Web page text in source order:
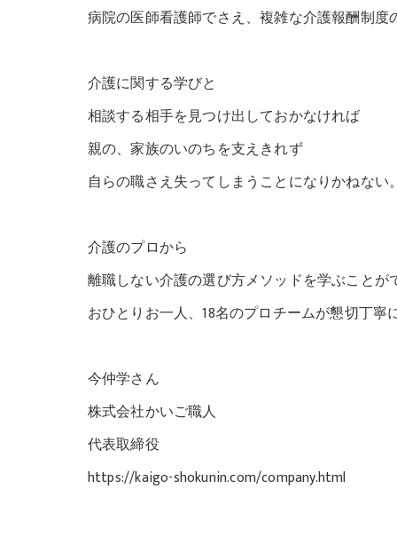
病院の医師看護師でさえ、複雑な介護報酬制度
介護に関する学びと
相談する相手を見つけ出しておかなければ
親の、家族のいのちを支えきれず
自らの職さえ失ってしまうことになりかねない
介護のプロから
離職しない介護の選び方メソッドを学ぶことが
おひとりお一人、18名のプロチームが懇切丁寧
今仲学さん
株式会社かいご職人
代表取締役
https://kaigo-shokunin.com/company.html